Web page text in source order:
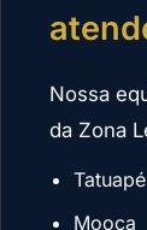
Nossa
da Zona
Tatuapé
Mooca